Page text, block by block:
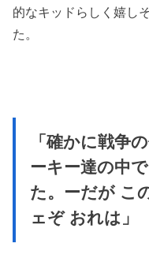
的なキッドらしく嬉し
た。
「確かに戦争
ーキー達の中
た。ーだが こ
ェぞ おれは」